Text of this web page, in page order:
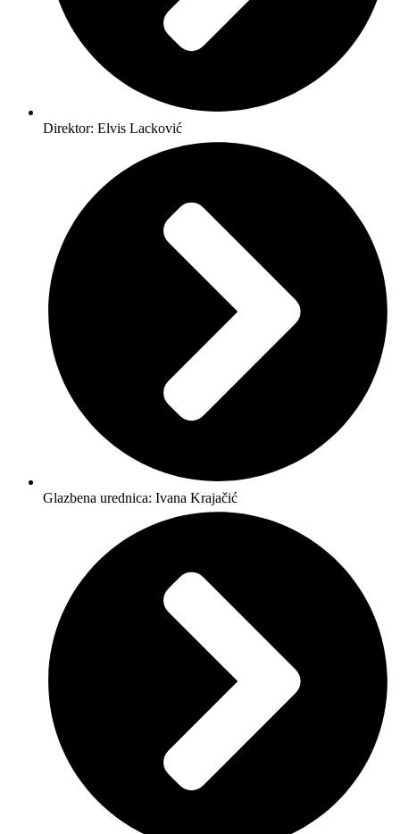
Direktor: Elvis Lacković
Glazbena urednica: Ivana Krajačić